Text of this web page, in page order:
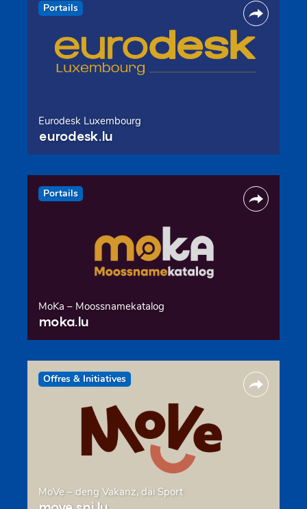
Portails
Eurodesk Luxembourg
eurodesk.lu
Portails
MoKa – Moossnamekatalog
moka.lu
Offres & Initiatives
MoVe – deng Vakanz, däi Sport